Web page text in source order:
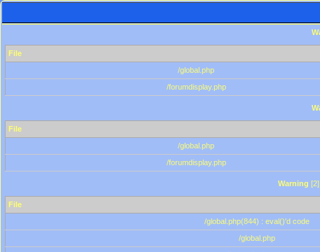
File
/global.php
/forumdisplay.php
File
/global.php
/forumdisplay.php
Warning
File
/global.php(844) : eval()'d code
/global.php